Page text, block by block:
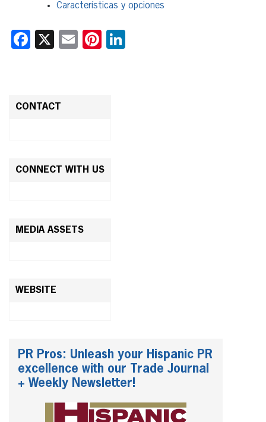
Características y opciones
Facebook
X EmailPinterest
CONTACT
CONNECT WITH US
MEDIA ASSETS
WEBSITE
PR Pros: Unleash your Hispanic PR
excellence with our Trade Journal
+ Weekly Newsletter!